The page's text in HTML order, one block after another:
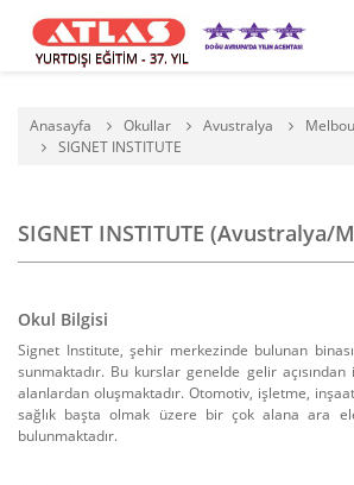
YURTDIŞI EĞİTİM - 37. YIL
Anasayfa Okullar Avustralya
SIGNET INSTITUTE
SIGNET INSTITUTE (Avustralya/
Okul Bilgisi
Signet Institute, şehir merkezinde bulunan
sunmaktadır. Bu kurslar genelde gelir açısından
alanlardan oluşmaktadır. Otomotiv, işletme,
sağlık başta olmak üzere bir çok alana ara
bulunmaktadır.